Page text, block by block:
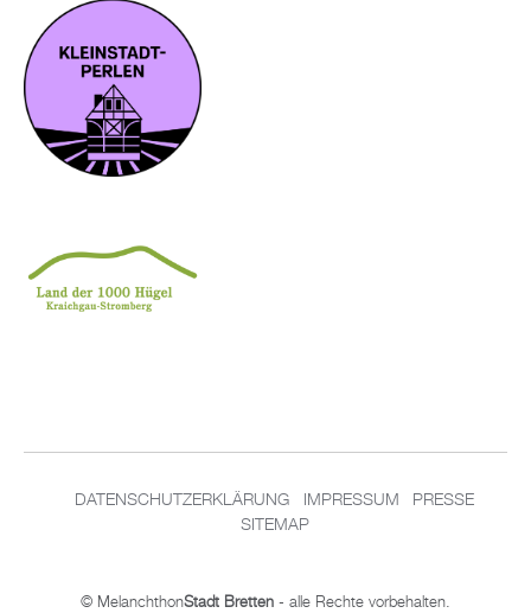
DATENSCHUTZERKLÄRUNG IMPRESSUM
PRESSE
SITEMAP
© MelanchthonStadt Bretten - alle Rechte vorbehalten.